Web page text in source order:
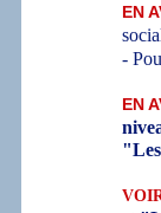
EN
-
EN